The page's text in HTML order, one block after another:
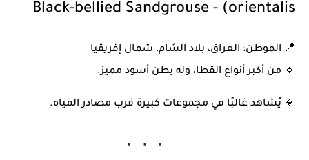
orientalis) - Black-bellied Sandgrouse
📍 الموطن: العراق، بلاد الشام، شمال إفريقيا
🔹 من أكبر أنواع القطا، وله بطن أسود مميز.
🔹 يُشاهد غالبًا في مجموعات كبيرة قرب مصادر المياه.